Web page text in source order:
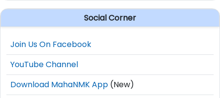
Social Corner
Join Us On Facebook
YouTube Channel
Download MahaNMK App (New)